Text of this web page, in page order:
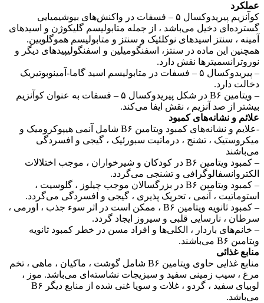
عملکرد
کوآنزیم پیریدوکسال ۵ – فسفات در واکنش‌های بیوشیمیایی
گسترده‌ای دخیل می‌باشد ، از جمله متابولیسم گلیکوژن و اسیدهای
آمینه ، سنتز اسیدهای نوکلئیک و سنتز و متابولیسم هموگلوبین.
همچنین این ماده در سنتز، اسفنگومیلین و اسفنگولیپیدهای دیگر و
نوروترانسمیترها نقش دارد.
– پیریدوکسال ۵ – فسفات در متابولیسم اسید گاما-آمینوبوتیریک
دخالت دارد.
– ویتامین B۶ در شکل پیریدوکسال ۵ – فسفات به عنوان کوآنزیم
بیشتر از صد آنزیم ، نقش ایفا می‌کند.
علائم و نشانه‌های کمبود
-علایم و نشانه‌های کمبود ویتامین B۶ شامل آنمی هیپوکرومیک و
میکروستیک ، تشنج ، درماتیت سبورئیک ، گیجی و افسردگی
می‌باشند
– کمبود ویتامین B۶ در کودکان و شیرخواران ، موجب اختلالات
الکتروانسفالوگرافی و تشنجی می‌گردد.
– کمبود ویتامین B۶ در بزرگسالان موجب چیلوز ، گلوسیت ،
استوماتیت ، آنمی ، تحریک پذیری ، گیجی و افسردگی می‌گردد.
– کمبود ثانویه ویتامین B۶ ، ممکن است در اثر سوء جذب ، اورمی ،
سرطان ، نارسایی قلبی و سیروز ایجاد گردد.
– خانم‌های باردار ، الکلی‌ها و افراد مسن در خطر کمبود ثانویه
ویتامین B۶ می‌باشند.
منابع غذائی
منابع غذایی حاوی ویتامین B۶ شامل گوشت ، ماکیان ، ماهی ، تخم
مرغ ، سیب زمینی سفید و سبزیجات نشاسته‌ای می‌باشد. موز ،
لوبیای سفید ، گردو ، غلات و سویا غنی شده از منابع دیگر B۶
می‌باشد.